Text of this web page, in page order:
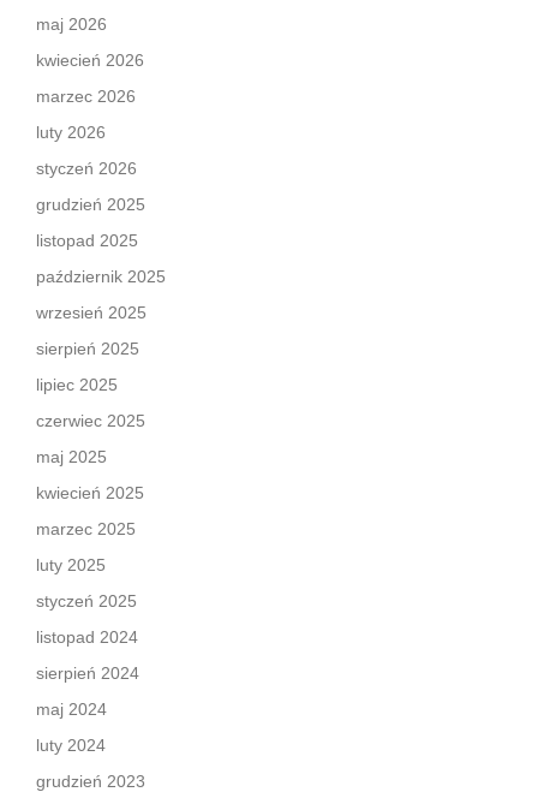
maj 2026
kwiecień 2026
marzec 2026
luty 2026
styczeń 2026
grudzień 2025
listopad 2025
październik 2025
wrzesień 2025
sierpień 2025
lipiec 2025
czerwiec 2025
maj 2025
kwiecień 2025
marzec 2025
luty 2025
styczeń 2025
listopad 2024
sierpień 2024
maj 2024
luty 2024
grudzień 2023